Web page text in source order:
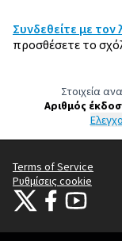
Συνδεθείτε με
προσθέσετε το
Στοιχεία
Αριθμός
Terms of Service
Ρυθμίσεις cookie
Citizens Participation
Ο οργανισμός
Ο